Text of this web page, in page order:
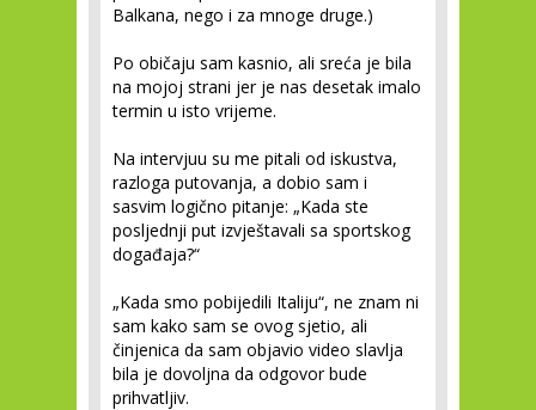
Balkana, nego i za mnoge druge.)
Po običaju sam kasnio, ali sreća je bila
na mojoj strani jer je nas desetak imalo
termin u isto vrijeme.
Na intervjuu su me pitali od iskustva,
razloga putovanja, a dobio sam i
sasvim logično pitanje: „Kada ste
posljednji put izvještavali sa sportskog
događaja?“
„Kada smo pobijedili Italiju“, ne znam ni
sam kako sam se ovog sjetio, ali
činjenica da sam objavio video slavlja
bila je dovoljna da odgovor bude
prihvatljiv.